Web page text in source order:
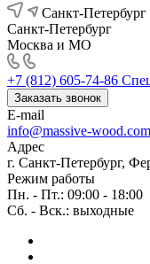
Санкт-Петербург
Санкт-Петербург
Москва и МО
+7 (812) 605-74-86
Заказать звонок
E-mail
info@massive-wood.com
Адрес
г. Санкт-Петербург,
Режим работы
Пн. - Пт.: 09:00 - 18:00
Сб. - Вск.: выходные